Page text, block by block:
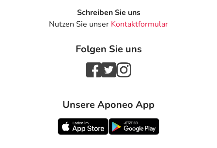
Schreiben Sie uns
Nutzen Sie unser Kontaktformular
Folgen Sie uns
Unsere Aponeo App